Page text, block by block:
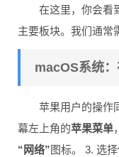
在这里，你会看
主要板块。我们通常
macOS系统
苹果用户的操作
幕左上角的苹果菜单
“网络”图标。 3. 选